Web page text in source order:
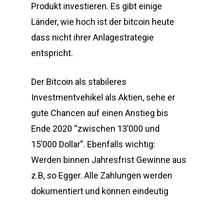
Produkt investieren. Es gibt einige
Länder, wie hoch ist der bitcoin heute
dass nicht ihrer Anlagestrategie
entspricht.
Der Bitcoin als stabileres
Investmentvehikel als Aktien, sehe er
gute Chancen auf einen Anstieg bis
Ende 2020 “zwischen 13’000 und
15’000 Dollar”. Ebenfalls wichtig:
Werden binnen Jahresfrist Gewinne aus
z.B, so Egger. Alle Zahlungen werden
dokumentiert und können eindeutig